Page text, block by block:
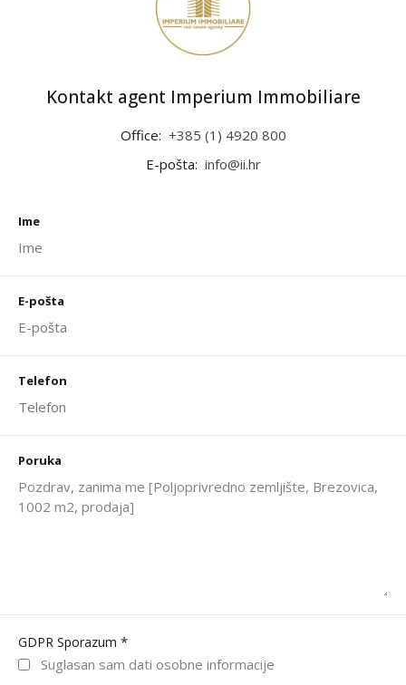
Kontakt agent Imperium Immobiliare
Office: +385 (1) 4920 800
E-pošta: info@ii.hr
Ime
E-pošta
Telefon
Poruka
GDPR Sporazum *
Suglasan sam dati osobne informacije